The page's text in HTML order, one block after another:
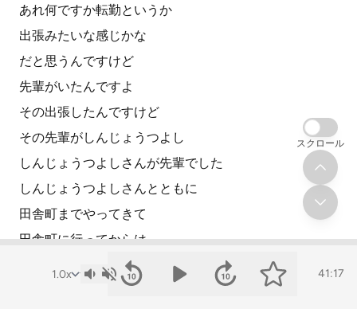
あれ何ですか転勤というか
出張みたいな感じかな
だと思うんですけど
先輩がいたんですよ
その出張したんですけど
その先輩がしんじょうつよし
しんじょうつよしさんが先輩でした
しんじょうつよしさんとともに
田舎町までやってきて
田舎町に行ってからは
別々行動というか
得意先の人と接するんですけど
41:17
スクロール